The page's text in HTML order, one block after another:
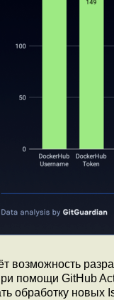
возможность
помощи GitHub
обработку